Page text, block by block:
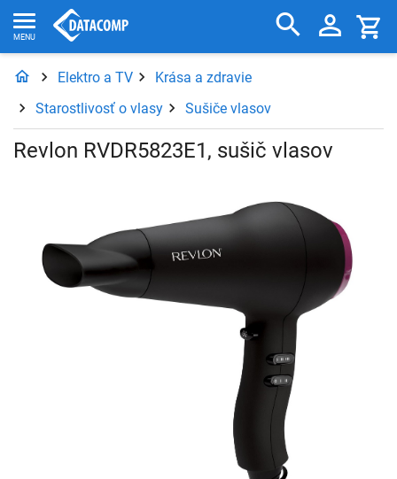
Elektro a TV
Krása a zdravie
Starostlivosť o vlasy
Sušiče vlasov
Revlon RVDR5823E1, sušič vlasov